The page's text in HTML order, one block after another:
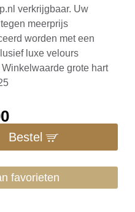
verkrijgbaar. Uw
meerprijs
worden met een
luxe velours
grote hart
Bestel
favorieten